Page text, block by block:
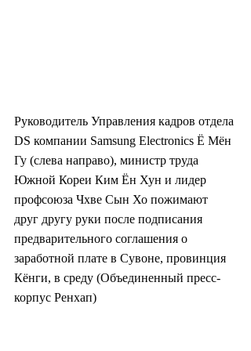
Руководитель Управления кадров отдела
DS компании Samsung Electronics Ё Мён
Гу (слева направо), министр труда
Южной Кореи Ким Ён Хун и лидер
профсоюза Чхве Сын Хо пожимают
друг другу руки после подписания
предварительного соглашения о
заработной плате в Сувоне, провинция
Кёнги, в среду (Объединенный пресс-
корпус Ренхап)